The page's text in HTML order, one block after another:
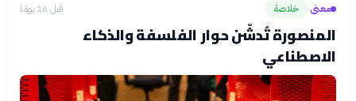
معنى› خلاصة قبل 16 يومًا
المنصورة تُدشّن حوار الفلسفة والذكاء
الاصطناعي